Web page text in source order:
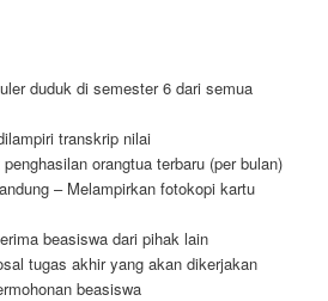
duduk di semester 6 dari semua
transkrip nilai
orangtua terbaru (per bulan)
– Melampirkan fotokopi kartu
beasiswa dari pihak lain
tugas akhir yang akan dikerjakan
beasiswa